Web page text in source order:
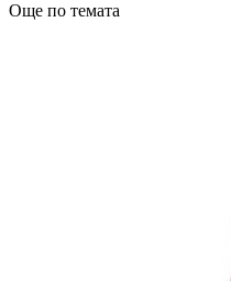
Още по темата